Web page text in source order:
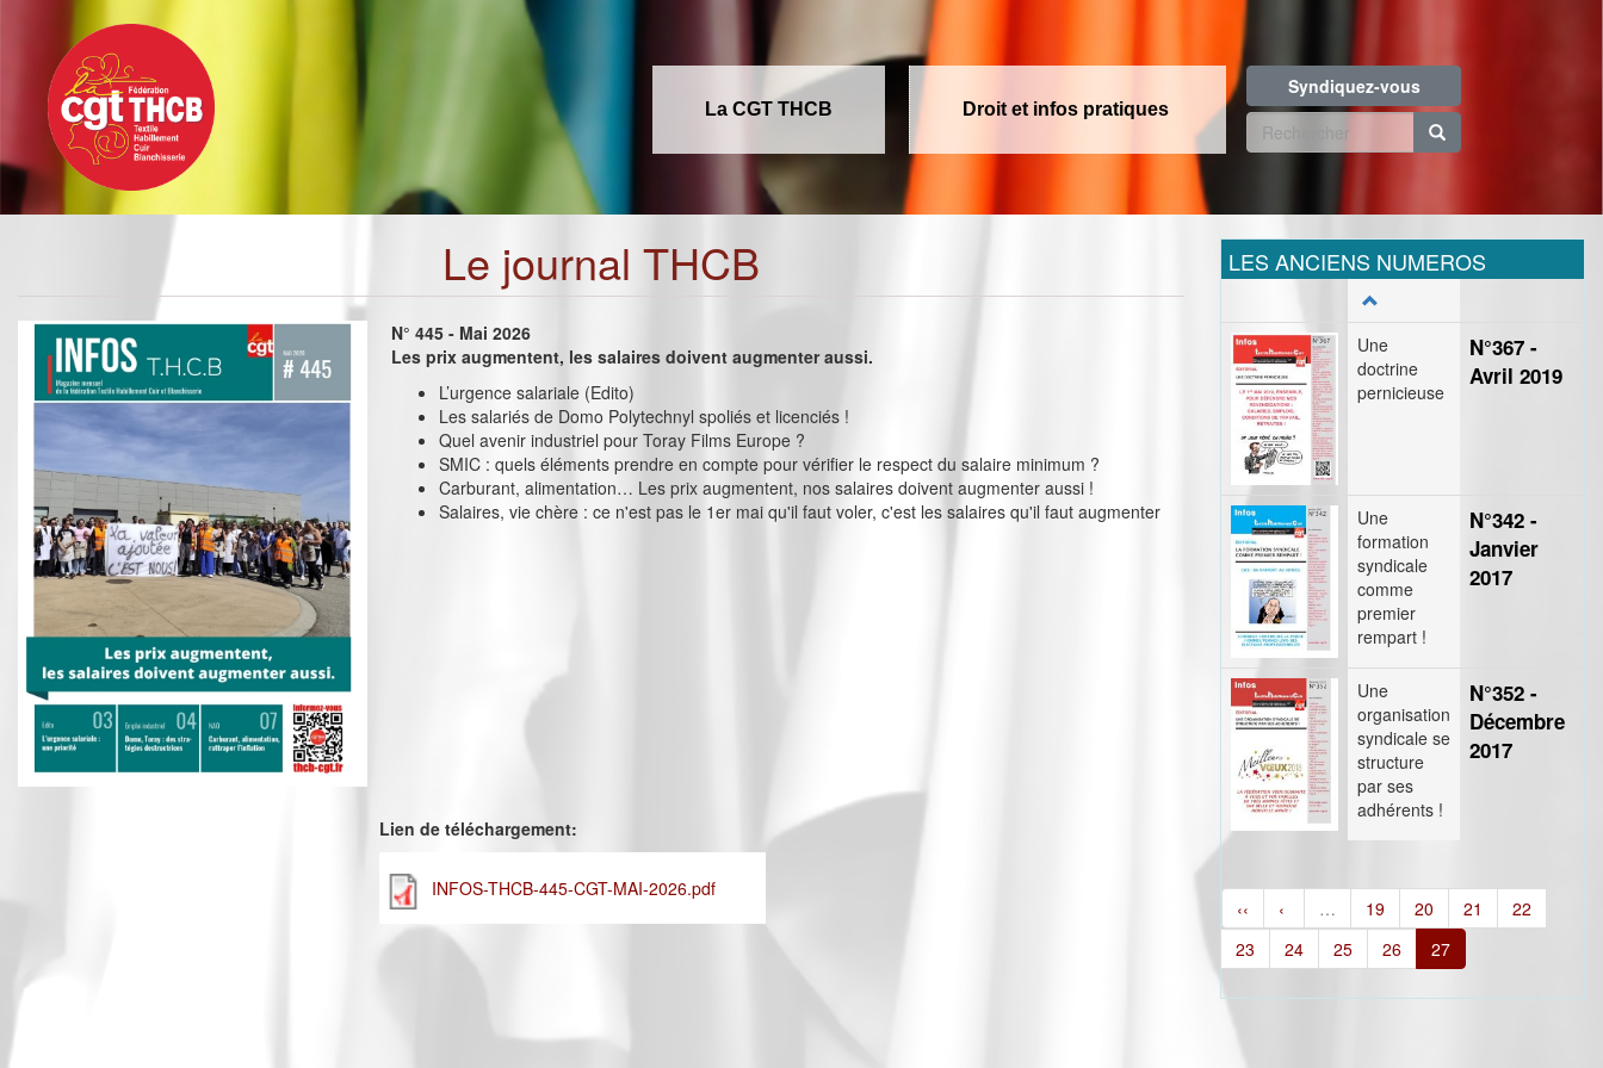
contenu
principal
La CGT THCB Droit et infos pratiques
Syndiquez-vous
Formulaire
recherche
Le journal THCB
N° 445 - Mai 2026
Les prix augmentent, les salaires doivent augmenter aussi.
L’urgence salariale (Edito)
Les salariés de Domo Polytechnyl spoliés et licenciés !
Quel avenir industriel pour Toray Films Europe ?
SMIC : quels éléments prendre en compte pour vérifier le respect du salaire minimum ?
Carburant, alimentation… Les prix augmentent, nos salaires doivent augmenter aussi !
Salaires, vie chère : ce n'est pas le 1er mai qu'il faut voler, c'est les salaires qu'il faut augmenter
Lien de téléchargement:
INFOS-THCB-445-CGT-MAI-2026.pdf
LES ANCIENS NUMEROS
Une
doctrine
pernicieuse
N°367 -
Avril 2019
Une
formation
syndicale
comme
premier
rempart !
N°342 -
Janvier
2017
Une
organisation
syndicale se
structure
par ses
adhérents !
N°352 -
Décembre
2017
‹‹ ‹ … 19 20 21
22
23
24 25 26 27